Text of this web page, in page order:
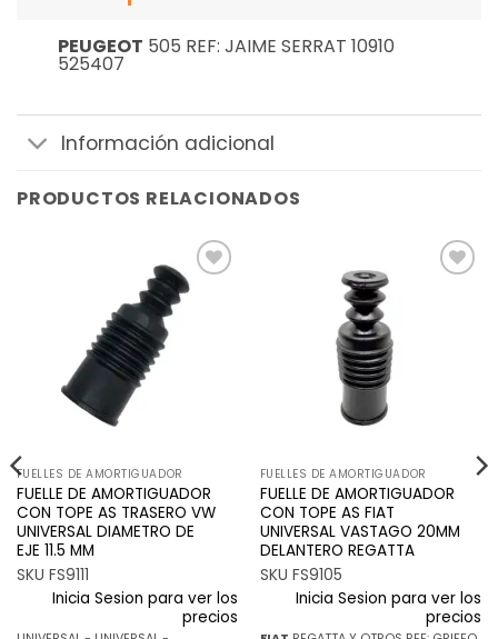
PEUGEOT 505 REF: JAIME SERRAT 10910
525407
Información adicional
PRODUCTOS RELACIONADOS
Añadir
FUELLES DE AMORTIGUADOR
FUELLE DE AMORTIGUADOR
CON TOPE AS TRASERO VW
UNIVERSAL DIAMETRO DE
EJE 11.5 MM
SKU FS9111
Inicia Sesion para ver los
precios
FUELLES DE AMORTIGUADOR
FUELLE DE AMORTIGUADOR
CON TOPE AS FIAT
UNIVERSAL VASTAGO 20MM
DELANTERO REGATTA
SKU FS9105
Inicia Sesion para ver los
precios